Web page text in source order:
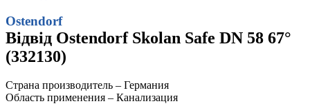
Ostendorf
Відвід Ostendorf Skolan Safe DN 58 67°
(332130)
Страна производитель – Германия
Область применения – Канализация